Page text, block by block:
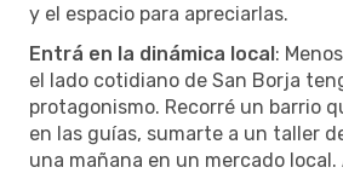
y el espacio para apreciarlas.
Entrá en la dinámica local:
el lado cotidiano de San Borja
protagonismo. Recorré un barrio
en las guías, sumarte a un taller
una mañana en un mercado local.